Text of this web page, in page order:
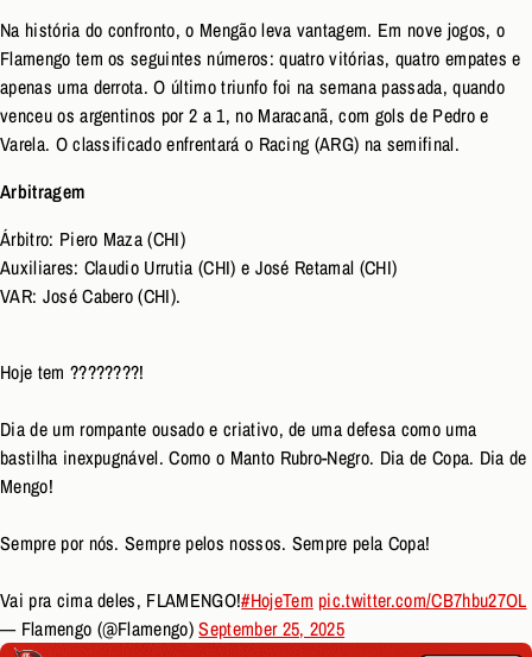
Na história do confronto, o Mengão leva vantagem. Em nove jogos, o
Flamengo tem os seguintes números: quatro vitórias, quatro empates e
apenas uma derrota. O último triunfo foi na semana passada, quando
venceu os argentinos por 2 a 1, no Maracanã, com gols de Pedro e
Varela. O classificado enfrentará o Racing (ARG) na semifinal.
Arbitragem
Árbitro: Piero Maza (CHI)
Auxiliares: Claudio Urrutia (CHI) e José Retamal (CHI)
VAR: José Cabero (CHI).
Hoje tem ????????!
Dia de um rompante ousado e criativo, de uma defesa como uma
bastilha inexpugnável. Como o Manto Rubro-Negro. Dia de Copa. Dia de
Mengo!
Sempre por nós. Sempre pelos nossos. Sempre pela Copa!
Vai pra cima deles, FLAMENGO!#HojeTem pic.twitter.com/CB7hbu27OL
— Flamengo (@Flamengo)September 25, 2025